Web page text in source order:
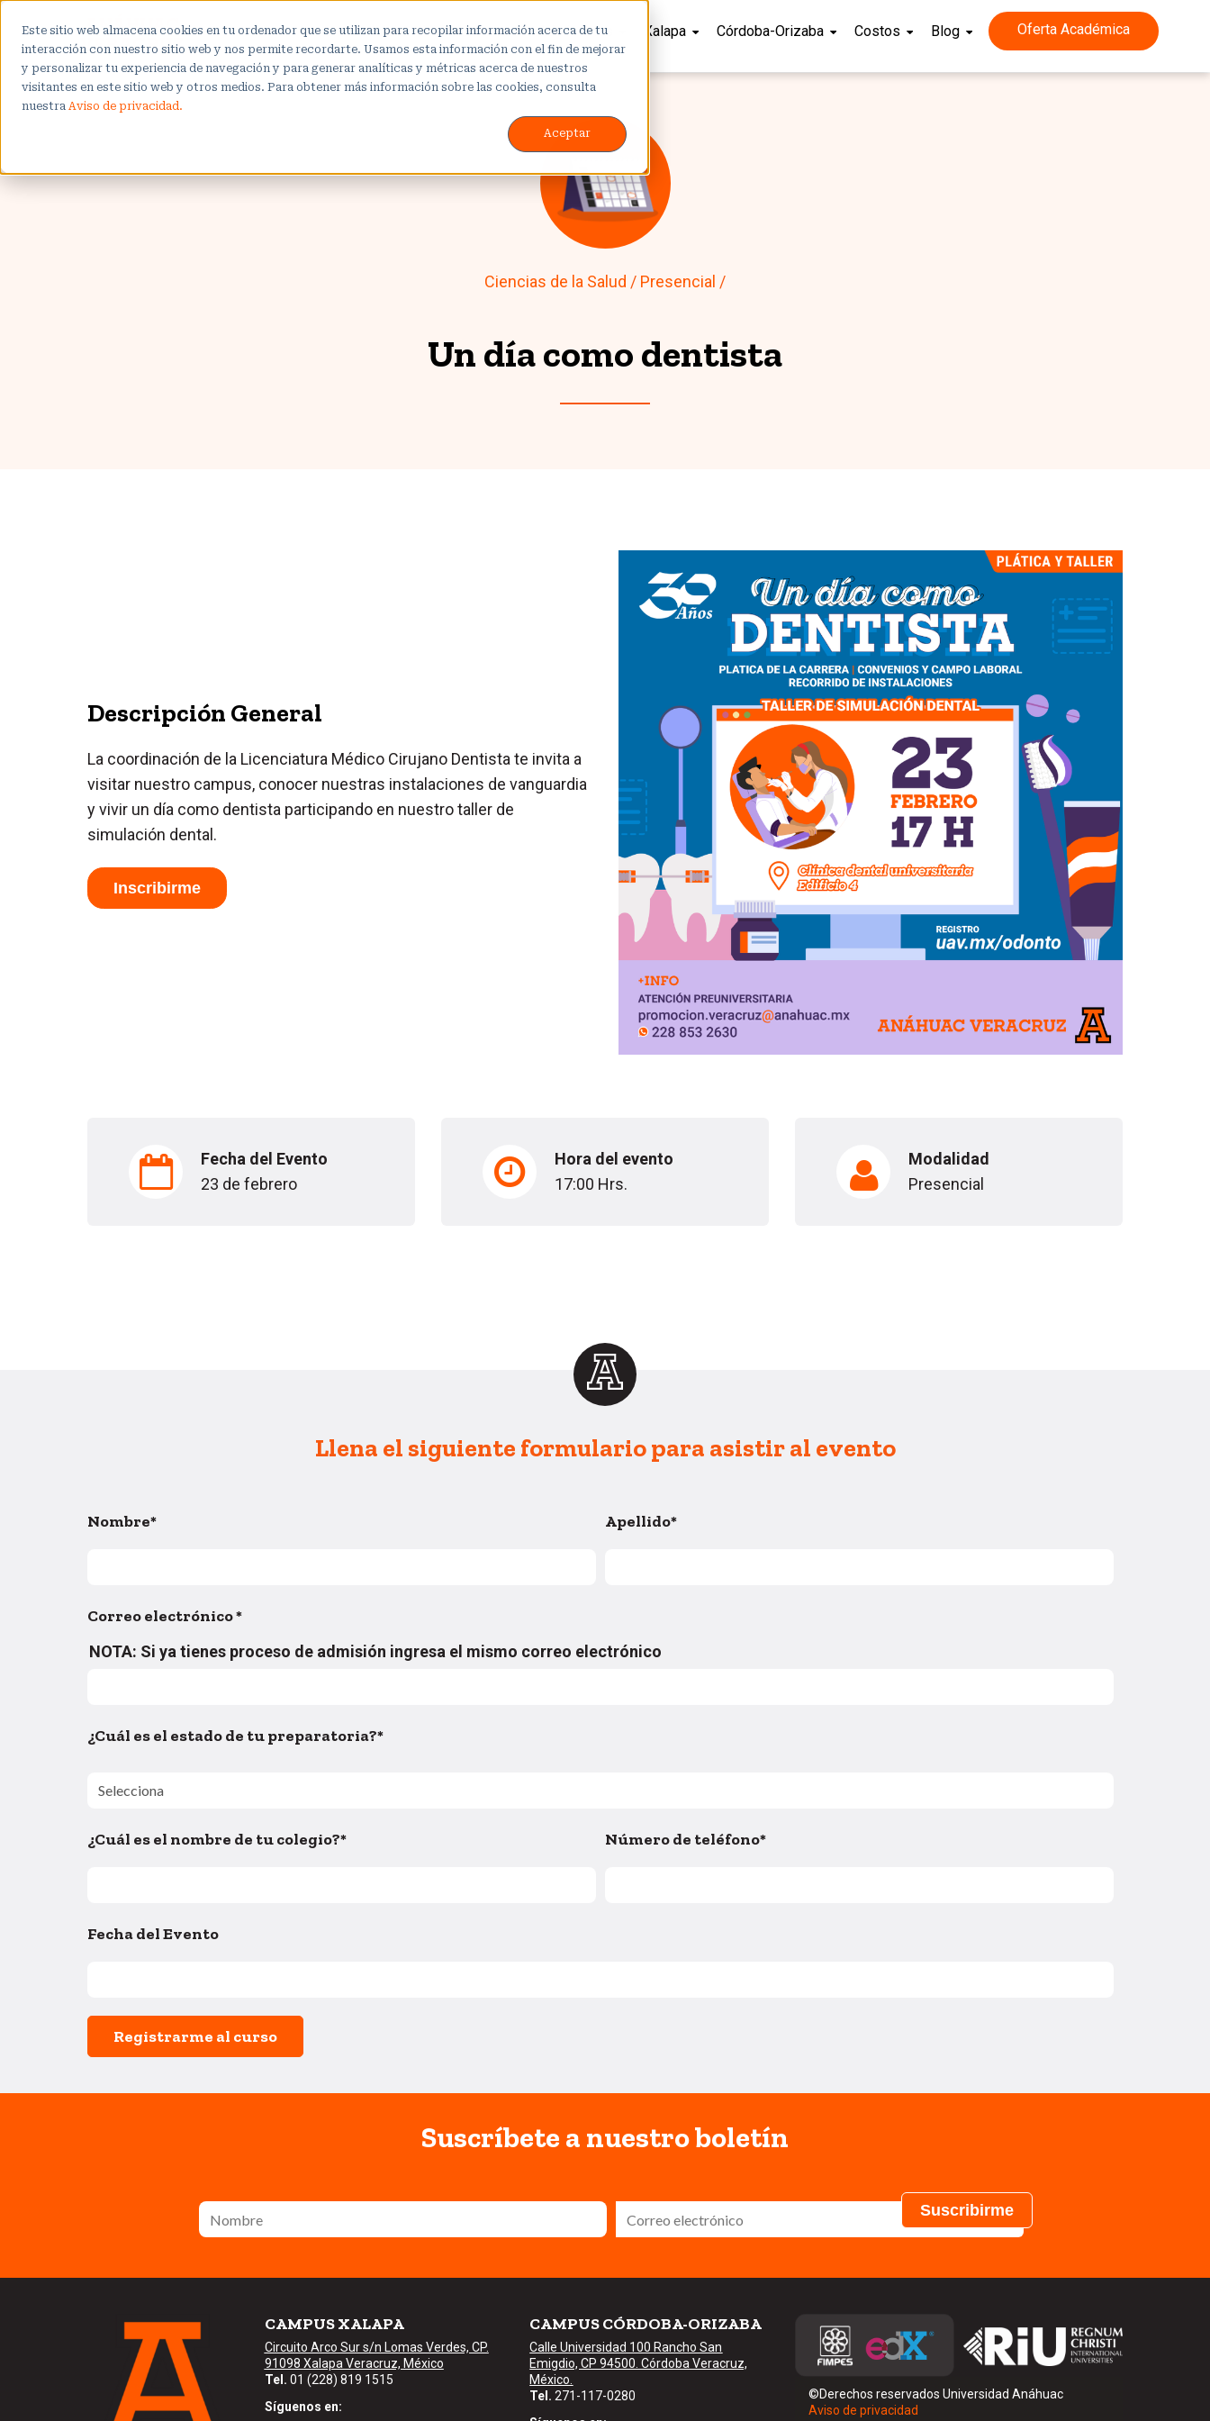
Este sitio web almacena cookies en tu ordenador que se utilizan para recopilar información acerca de tu
interacción con nuestro sitio web y nos permite recordarte. Usamos esta información con el fin de mejorar
y personalizar tu experiencia de navegación y para generar analíticas y métricas acerca de nuestros
visitantes en este sitio web y otros medios. Para obtener más información sobre las cookies, consulta
nuestra Aviso de privacidad.
Aceptar
Inicio Vida Anáhuac Admisiones Xalapa Córdoba-Orizaba Costos Blog Oferta Académica
Ciencias de la Salud / Presencial /
Un día como dentista
Descripción General
La coordinación de la Licenciatura Médico Cirujano Dentista te invita a
visitar nuestro campus, conocer nuestras instalaciones de vanguardia
y vivir un día como dentista participando en nuestro taller de
simulación dental.
Inscribirme
Fecha del Evento
23 de febrero
Hora del evento
17:00 Hrs.
Modalidad
Presencial
Llena el siguiente formulario para asistir al evento
Nombre* Apellido*
Correo electrónico*
NOTA: Si ya tienes proceso de admisión ingresa el mismo correo electrónico
¿Cuál es el estado de tu preparatoria?*
¿Cuál es el nombre de tu colegio?* Número de teléfono*
Fecha del Evento
Suscríbete a nuestro boletín
CAMPUS XALAPA
Circuito Arco Sur s/n Lomas Verdes, CP.
91098 Xalapa Veracruz, México
Tel. 01 (228) 819 1515
Síguenos en:
CAMPUS CÓRDOBA-ORIZABA
Calle Universidad 100 Rancho San
Emigdio, CP 94500. Córdoba Veracruz,
México.
Tel. 271-117-0280
©Derechos reservados Universidad Anáhuac
Aviso de privacidad